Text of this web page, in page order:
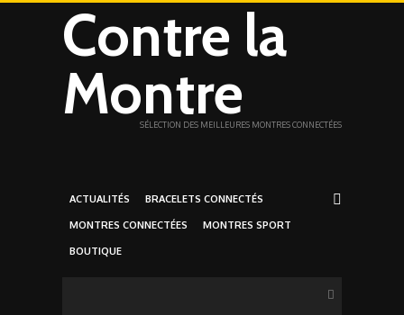
Contre la
Montre
SÉLECTION DES MEILLEURES MONTRES CONNECTÉES
ACTUALITÉS BRACELETS CONNECTÉS
MONTRES CONNECTÉES MONTRES SPORT
BOUTIQUE